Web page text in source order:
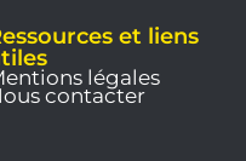
et liens
légales
contacter